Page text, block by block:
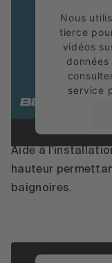
Nous
tierce
vidéos
service
Aide à
hauteur
baignoires.